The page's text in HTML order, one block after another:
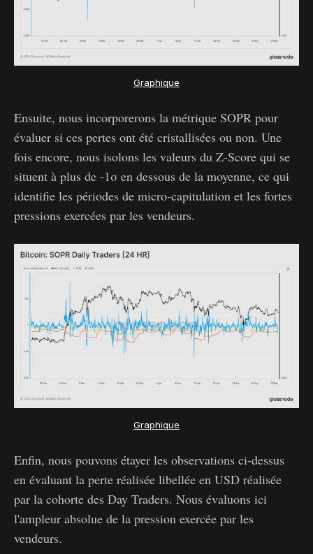
Graphique
Ensuite, nous incorporerons la métrique SOPR pour
évaluer si ces pertes ont été cristallisées ou non. Une
fois encore, nous isolons les valeurs du Z-Score qui se
situent à plus de -1σ en dessous de la moyenne, ce qui
identifie les périodes de micro-capitulation et les fortes
pressions exercées par les vendeurs.
Graphique
Enfin, nous pouvons étayer les observations ci-dessus
en évaluant la perte réalisée libellée en USD réalisée
par la cohorte des Day Traders. Nous évaluons ici
l'ampleur absolue de la pression exercée par les
vendeurs.